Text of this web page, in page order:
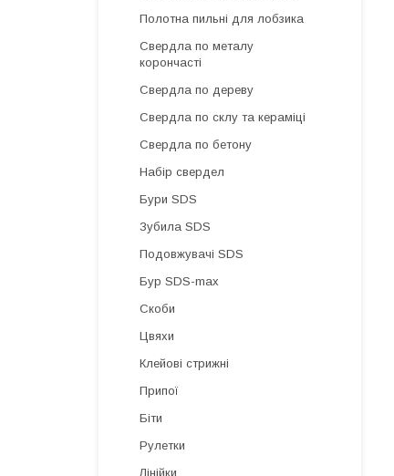
Полотна пильні для лобзика
Свердла по металу
корончасті
Свердла по дереву
Свердла по склу та кераміці
Свердла по бетону
Набір свердел
Бури SDS
Зубила SDS
Подовжувачі SDS
Бур SDS-max
Скоби
Цвяхи
Клейові стрижні
Припої
Біти
Рулетки
Лінійки